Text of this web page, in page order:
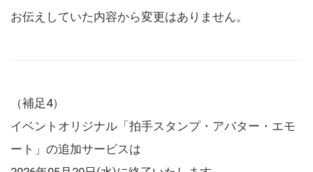
お伝えしていた内容から変更はありません。
（補足4）
イベントオリジナル「拍手スタンプ・アバター・エモ
ート」の追加サービスは